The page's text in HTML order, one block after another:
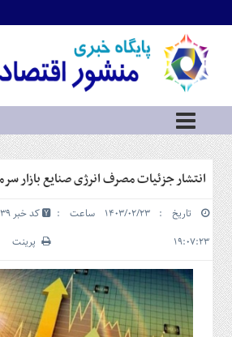
اطلاعات
تماس
ما
درباره
ما
سرویس
ها
بازار
سرمایه
و
بورس
مسکن
و
شهری
انتشار جزئیات مصرف انرژی صنایع بازار
تاریخ : ۱۴۰۳/۰۲/۲۳ ساعت :
۱۹:۰۷:۲۳
کد خبر 1439
پرینت